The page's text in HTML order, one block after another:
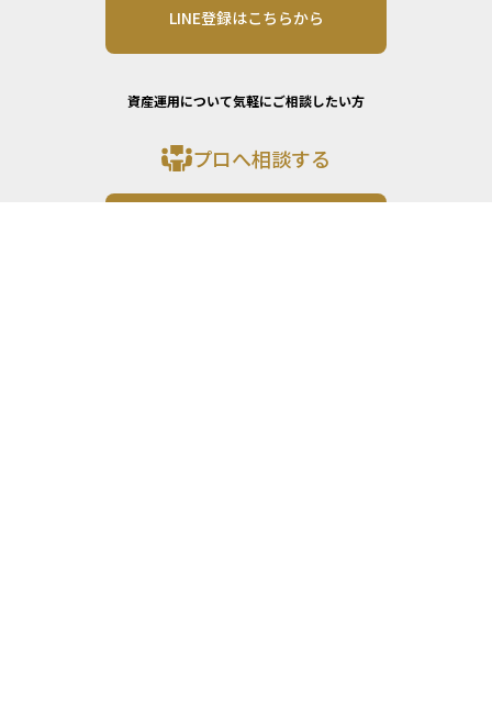
LINE登録はこちらから
資産運用について気軽にご相談したい方
プロへ相談する